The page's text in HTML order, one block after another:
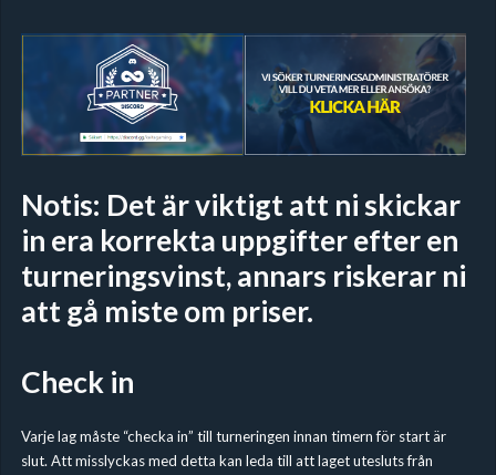
Notis: Det är viktigt att ni skickar
in era korrekta uppgifter efter en
turneringsvinst, annars riskerar ni
att gå miste om priser.
Check in
Varje lag måste “checka in” till turneringen innan timern för start är
slut. Att misslyckas med detta kan leda till att laget utesluts från